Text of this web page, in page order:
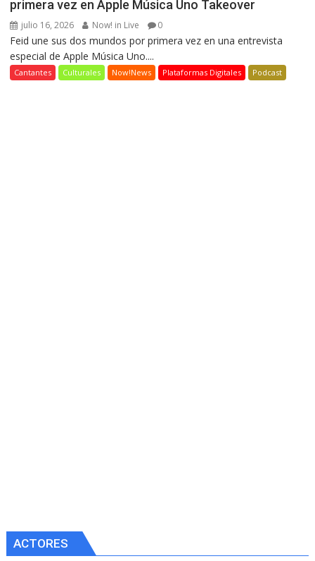
primera vez en Apple Música Uno Takeover
julio 16, 2026 Now! in Live 0
Feid une sus dos mundos por primera vez en una entrevista
especial de Apple Música Uno....
Cantantes Culturales Now!News Plataformas Digitales Podcast
ACTORES